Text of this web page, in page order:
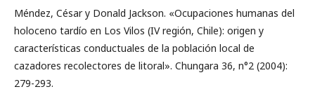
Méndez, César y Donald Jackson. «Ocupaciones humanas del
holoceno tardío en Los Vilos (IV región, Chile): origen y
características conductuales de la población local de
cazadores recolectores de litoral». Chungara 36, n°2 (2004):
279-293.